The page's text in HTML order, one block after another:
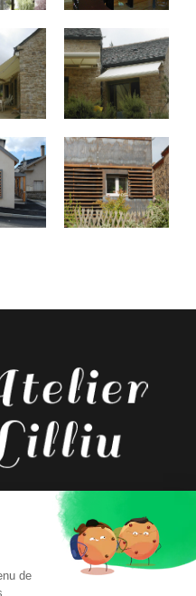
Randon,
de-Randon
de